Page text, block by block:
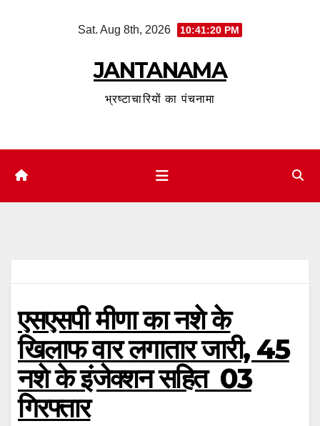
Sat. Aug 8th, 2026 10:41:20 PM
JANTANAMA
भ्रष्टाचारियों का पंचनामा
एसएसपी मीणा का नशे के
खिलाफ वार लगातार जारी, 45
नशे के इंजेक्शन सहित 03
गिरफ्तार